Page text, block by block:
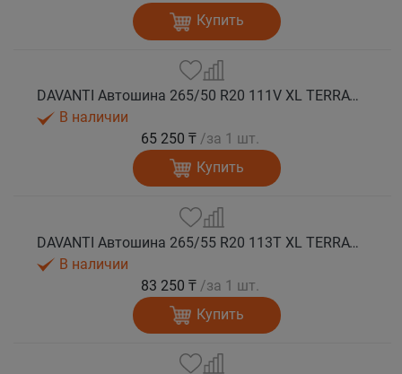
Купить
DAVANTI Автошина 265/50 R20 111V XL TERRATOURA A/T RWL RPR M+S
В наличии
65 250 ₸ /за 1 шт.
Купить
DAVANTI Автошина 265/55 R20 113T XL TERRATOURA A/T RWL RPR M+S
В наличии
83 250 ₸ /за 1 шт.
Купить